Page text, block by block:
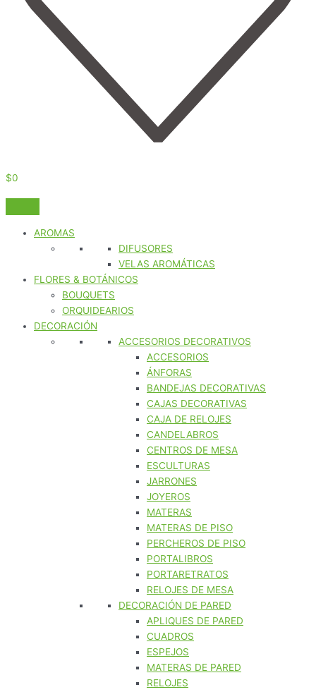
$0
AROMAS
DIFUSORES
VELAS AROMÁTICAS
FLORES & BOTÁNICOS
BOUQUETS
ORQUIDEARIOS
DECORACIÓN
ACCESORIOS DECORATIVOS
ACCESORIOS
ÁNFORAS
BANDEJAS DECORATIVAS
CAJAS DECORATIVAS
CAJA DE RELOJES
CANDELABROS
CENTROS DE MESA
ESCULTURAS
JARRONES
JOYEROS
MATERAS
MATERAS DE PISO
PERCHEROS DE PISO
PORTALIBROS
PORTARETRATOS
RELOJES DE MESA
DECORACIÓN DE PARED
APLIQUES DE PARED
CUADROS
ESPEJOS
MATERAS DE PARED
RELOJES